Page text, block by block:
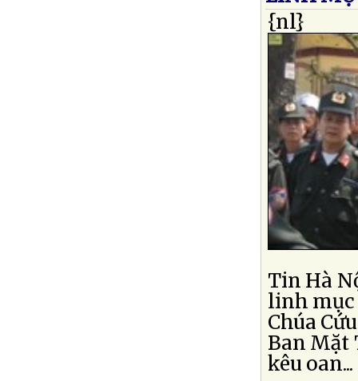
{nl}
Tin Hà
linh mục
Chúa
Ban Mặt
kêu oan...